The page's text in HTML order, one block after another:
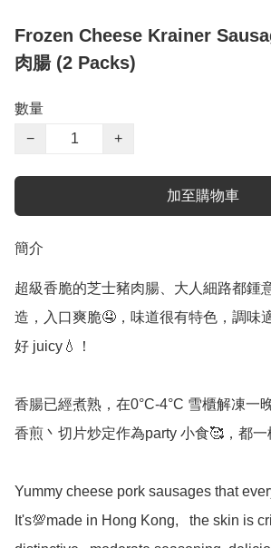
Frozen Cheese Krainer
肉腸 (2 Packs)
數量
−
+
加至購物車
簡介
超級香脆的芝士豬肉腸、大人細路都鍾
造，入口爽脆🤤，味道很有特色，調味
好 juicy💧！
香腸已經煮熟，在0°C-4°C 雪櫃解凍一
香煎丶切片炒定作為party 小食🥰，都一樣
Yummy cheese pork sausages that
It's💯made in Hong Kong,   the skin is